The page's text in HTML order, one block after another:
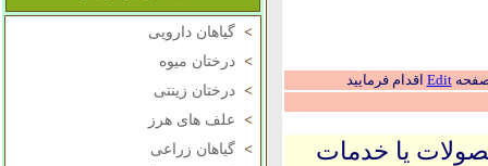
> گیاهان دارویی
> درختان میوه
> درختان زینتی
> علف های هرز
> گیاهان زراعی
صفحهEdit اقدام فرمایید
یا خدمات